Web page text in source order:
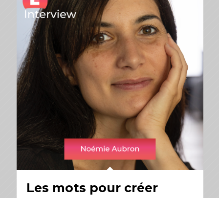
Les mots pour créer